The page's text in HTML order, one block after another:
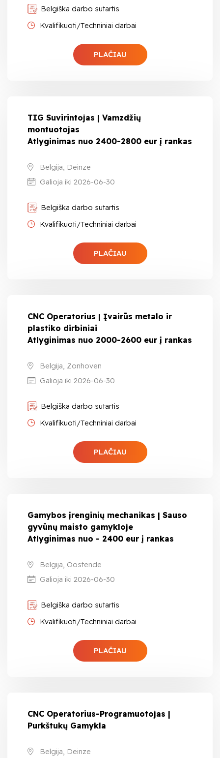
Belgiška darbo sutartis
Kvalifikuoti/Techniniai darbai
PLAČIAU
TIG Suvirintojas | Vamzdžių
montuotojas
Atlyginimas nuo 2400-2800 eur į rankas
Belgija, Deinze
Galioja iki 2026-06-30
Belgiška darbo sutartis
Kvalifikuoti/Techniniai darbai
PLAČIAU
CNC Operatorius | Įvairūs metalo ir
plastiko dirbiniai
Atlyginimas nuo 2000-2600 eur į rankas
Belgija, Zonhoven
Galioja iki 2026-06-30
Belgiška darbo sutartis
Kvalifikuoti/Techniniai darbai
PLAČIAU
Gamybos įrenginių mechanikas | Sauso
gyvūnų maisto gamykloje
Atlyginimas nuo - 2400 eur į rankas
Belgija, Oostende
Galioja iki 2026-06-30
Belgiška darbo sutartis
Kvalifikuoti/Techniniai darbai
PLAČIAU
CNC Operatorius-Programuotojas |
Purkštukų Gamykla
Belgija, Deinze